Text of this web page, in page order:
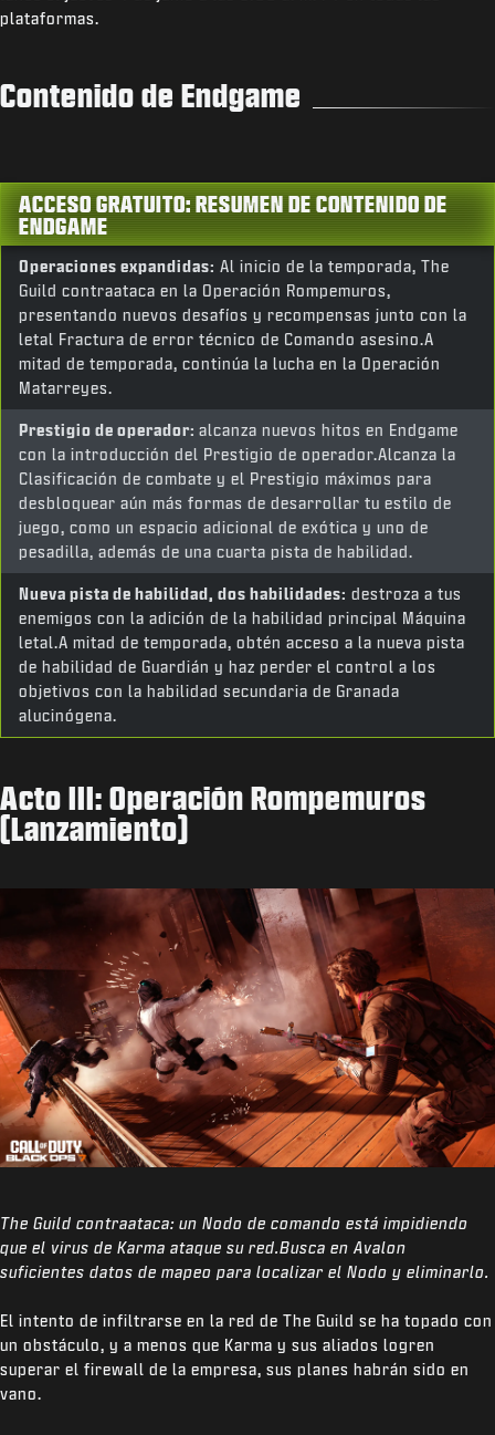
plataformas.
Contenido de Endgame
ACCESO GRATUITO: RESUMEN DE CONTENIDO DE
ENDGAME
Operaciones expandidas: Al inicio de la temporada, The
Guild contraataca en la Operación Rompemuros,
presentando nuevos desafíos y recompensas junto con la
letal Fractura de error técnico de Comando asesino.A
mitad de temporada, continúa la lucha en la Operación
Matarreyes.
Prestigio de operador: alcanza nuevos hitos en Endgame
con la introducción del Prestigio de operador.Alcanza la
Clasificación de combate y el Prestigio máximos para
desbloquear aún más formas de desarrollar tu estilo de
juego, como un espacio adicional de exótica y uno de
pesadilla, además de una cuarta pista de habilidad.
Nueva pista de habilidad, dos habilidades: destroza a tus
enemigos con la adición de la habilidad principal Máquina
letal.A mitad de temporada, obtén acceso a la nueva pista
de habilidad de Guardián y haz perder el control a los
objetivos con la habilidad secundaria de Granada
alucinógena.
Acto III: Operación Rompemuros
(Lanzamiento)
The Guild contraataca: un Nodo de comando está impidiendo
que el virus de Karma ataque su red.Busca en Avalon
suficientes datos de mapeo para localizar el Nodo y eliminarlo.
El intento de infiltrarse en la red de The Guild se ha topado con
un obstáculo, y a menos que Karma y sus aliados logren
superar el firewall de la empresa, sus planes habrán sido en
vano.